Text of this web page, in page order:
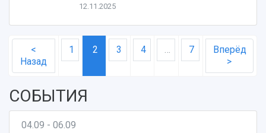
12.11.2025
<
Назад
1 2 3 4 … 7
Вперёд
>
СОБЫТИЯ
04.09 - 06.09